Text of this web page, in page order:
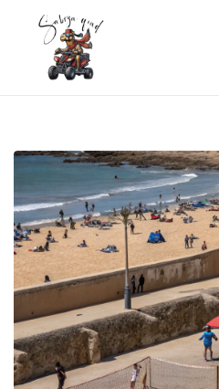
Quad
Essaouira